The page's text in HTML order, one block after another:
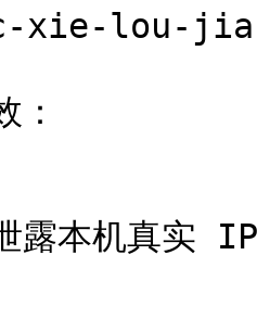
xie-lou-
：
露本机真实 IP